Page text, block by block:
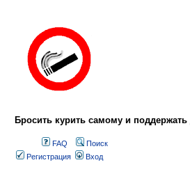
Бросить курить самому и
FAQ
Поиск
Регистрация
Вход